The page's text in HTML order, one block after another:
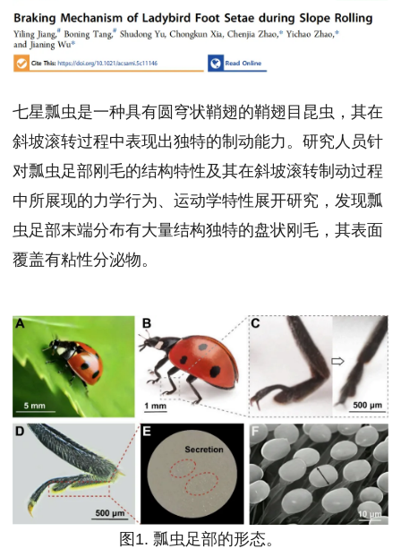
七星瓢虫是一种具有圆穹状鞘翅的鞘翅目昆虫，其在
斜坡滚转过程中表现出独特的制动能力。研究人员针
对瓢虫足部刚毛的结构特性及其在斜坡滚转制动过程
中所展现的力学行为、运动学特性展开研究，发现瓢
虫足部末端分布有大量结构独特的盘状刚毛，其表面
覆盖有粘性分泌物。
图1. 瓢虫足部的形态。